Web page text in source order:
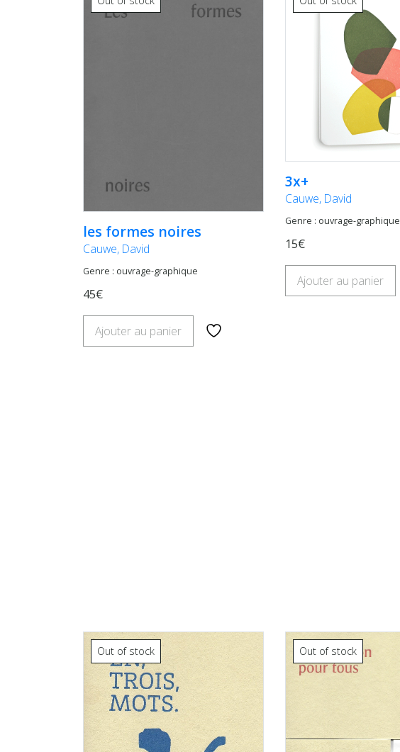
les formes noires
Cauwe, David
Genre : ouvrage-graphique
45€
Ajouter au panier
3x+
Cauwe, David
Genre : ouvrage-graphique
15€
Ajouter au panier
Out of stock Out of stock